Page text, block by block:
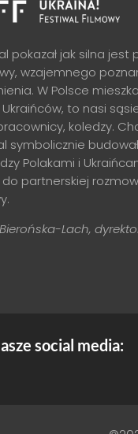
pokazał jak silna jest
wzajemnego
W Polsce
to nasi
koledzy.
symbolicznie
Polakami i
do partnerskiej
Lach,
social media: